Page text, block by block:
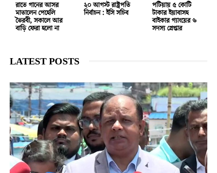
রাতে গানের আসর
মাতালেন পেহেলি
ভৈরবী, সকালে আর
বাড়ি ফেরা হলো না
২০ আগস্ট রাষ্ট্রপতি
নির্বাচন : ইসি সচিব
পটিয়ায় ৫ কোটি
টাকার ইয়াবাসহ
বাইকার গ্যাংয়ের ৬
সদস্য গ্রেপ্তার
LATEST POSTS